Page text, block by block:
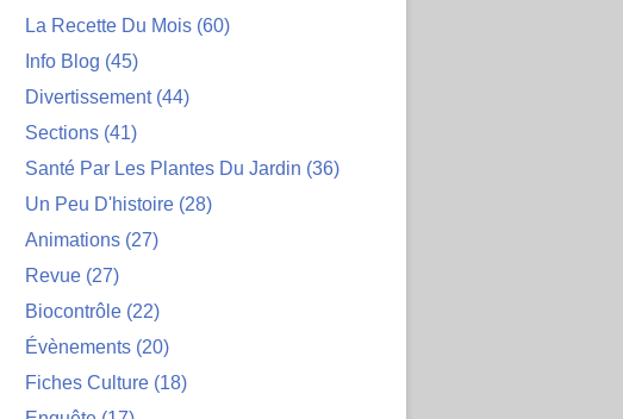
La Recette Du Mois (60)
Info Blog (45)
Divertissement(44)
Sections (41)
Santé Par Les Plantes Du Jardin (36)
Un Peu D'histoire (28)
Animations (27)
Revue (27)
Biocontrôle (22)
Évènements (20)
Fiches Culture (18)